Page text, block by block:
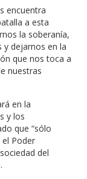
encuentra
a esta
la soberanía,
y dejarnos en la
que nos toca a
nuestras
en la
y los
que “sólo
Poder
del